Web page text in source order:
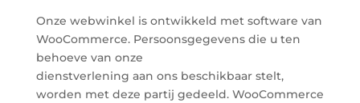
Onze webwinkel is ontwikkeld met software van
WooCommerce. Persoonsgegevens die u ten
behoeve van onze
dienstverlening aan ons beschikbaar stelt,
worden met deze partij gedeeld. WooCommerce